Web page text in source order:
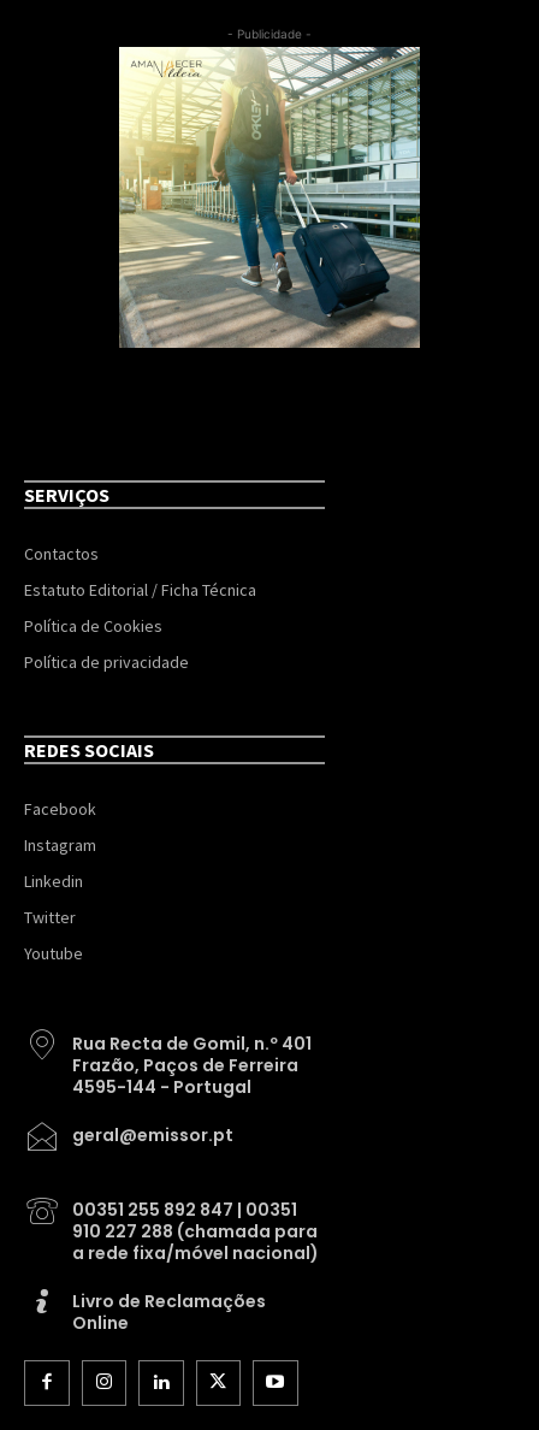
- Publicidade -
SERVIÇOS
Contactos
Estatuto Editorial / Ficha Técnica
Política de Cookies
Política de privacidade
REDES SOCIAIS
Facebook
Instagram
Linkedin
Twitter
Youtube
Rua Recta de Gomil, n.º 401
Frazão, Paços de Ferreira
4595-144 - Portugal
geral@emissor.pt
00351 255 892 847 | 00351
910 227 288 (chamada para
a rede fixa/móvel nacional)
Livro de Reclamações
Online